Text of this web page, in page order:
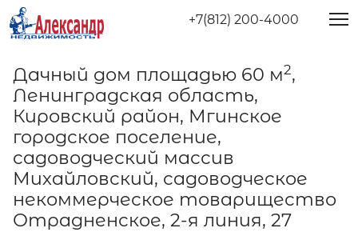
+7(812) 200-4000
Дачный дом площадью 60 м2,
Ленинградская область,
Кировский район, Мгинское
городское поселение,
садоводческий массив
Михайловский, садоводческое
некоммерческое товарищество
Отрадненское, 2-я линия, 27